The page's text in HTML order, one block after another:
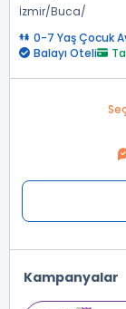
İzmir Buca
0-7 Yaş Çocuk
Balayı Oteli
Kampanyalar